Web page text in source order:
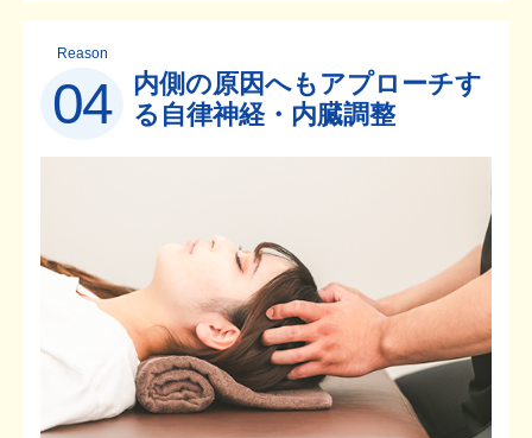
Reason
04
内側の原因へもアプローチす
る自律神経・内臓調整